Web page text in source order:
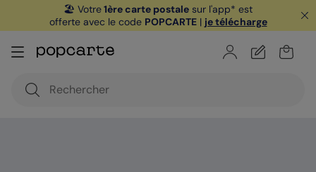
🏖️ Votre1ère carte postale sur l'app* est
offerte avec le code POPCARTE| je télécharge